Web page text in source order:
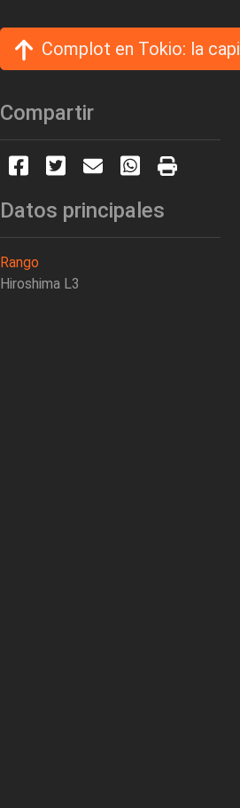
Complot en Tokio: la
Compartir
Datos principales
Rango
Hiroshima L3